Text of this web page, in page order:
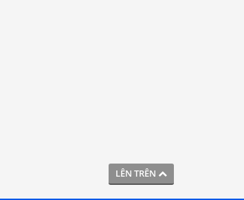
LÊN TRÊN